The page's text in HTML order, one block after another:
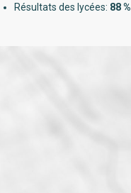
Résultats des lycées: 88 %